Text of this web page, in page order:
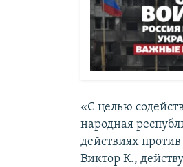
«С целью
народная
действиях
Виктор К.,